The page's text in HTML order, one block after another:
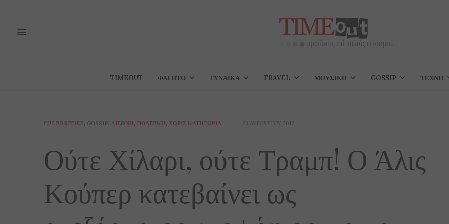
TIMEOUT ΦΑΓΗΤΌ ΓΥΝΑΊΚΑ TRAVEL ΜΟΥΣΙΚΉ GOSSIP ΤΈΧΝΗ
CELEBRITIES, GOSSIP, ΔΙΕΘΝΉ, ΠΟΛΙΤΙΚΉ, ΧΩΡΊΣ ΚΑΤΗΓΟΡΊΑ 23 ΑΥΓΟΎΣΤΟΥ 2016
Ούτε Χίλαρι, ούτε Τραμπ! Ο Άλις
Κούπερ κατεβαίνει ως